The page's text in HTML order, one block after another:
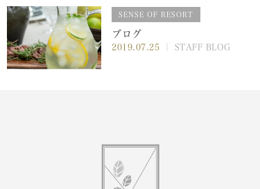
SENSE OF RESORT
ブログ
2019.07.25 ｜ STAFF BLOG